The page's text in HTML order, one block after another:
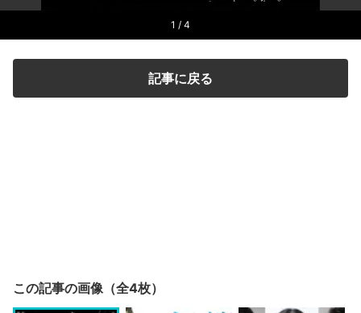
1 / 4
記事に戻る
この記事の画像（全4枚）